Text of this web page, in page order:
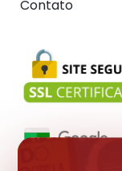
Contato